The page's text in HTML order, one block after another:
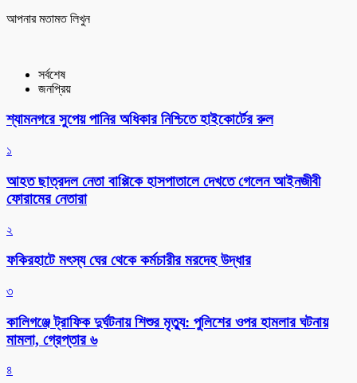
আপনার মতামত লিখুন
সর্বশেষ
জনপ্রিয়
শ্যামনগরে সুপেয় পানির অধিকার নিশ্চিতে হাইকোর্টের রুল
১
আহত ছাত্রদল নেতা বাপ্পিকে হাসপাতালে দেখতে গেলেন আইনজীবী
ফোরামের নেতারা
২
ফকিরহাটে মৎস্য ঘের থেকে কর্মচারীর মরদেহ উদ্ধার
৩
কালিগঞ্জে ট্রাফিক দুর্ঘটনায় শিশুর মৃত্যু: পুলিশের ওপর হামলার ঘটনায়
মামলা, গ্রেপ্তার ৬
৪